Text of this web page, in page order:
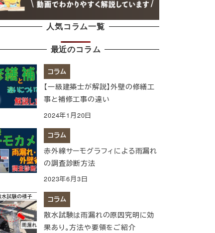
人気コラム一覧
最近のコラム
コラム
【一級建築士が解説】外壁の修繕工
事と補修工事の違い
2024年1月20日
コラム
赤外線サーモグラフィによる雨漏れ
の調査診断方法
2023年6月3日
コラム
散水試験は雨漏れの原因究明に効
果あり。方法や要領をご紹介